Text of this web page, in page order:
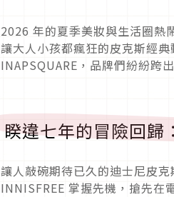
2026 年的夏季美妝與生活圈熱
讓大人小孩都瘋狂的皮克斯經
INAPSQUARE，品牌們紛紛跨
睽違七年的冒險回歸
讓人敲碗期待已久的迪士尼皮
INNISFREE 掌握先機，搶先在